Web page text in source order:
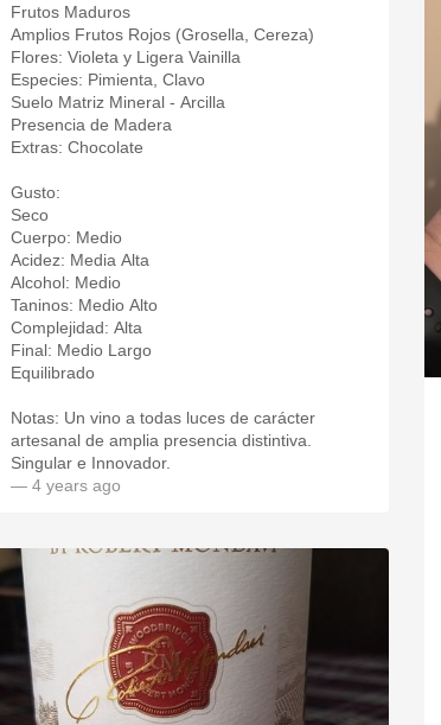
Frutos Maduros
Amplios Frutos Rojos (Grosella, Cereza)
Flores: Violeta y Ligera Vainilla
Especies: Pimienta, Clavo
Suelo Matriz Mineral - Arcilla
Presencia de Madera
Extras: Chocolate
Gusto:
Seco
Cuerpo: Medio
Acidez: Media Alta
Alcohol: Medio
Taninos: Medio Alto
Complejidad: Alta
Final: Medio Largo
Equilibrado
Notas: Un vino a todas luces de carácter
artesanal de amplia presencia distintiva.
Singular e Innovador.
— 4 years ago